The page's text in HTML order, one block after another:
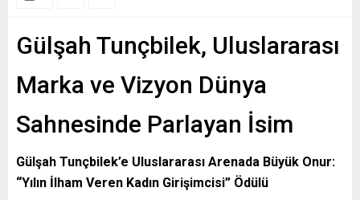
Gülşah Tunçbilek, Uluslararası
Marka ve Vizyon Dünya
Sahnesinde Parlayan İsim
Gülşah Tunçbilek’e Uluslararası Arenada Büyük Onur:
“Yılın İlham Veren Kadın Girişimcisi” Ödülü